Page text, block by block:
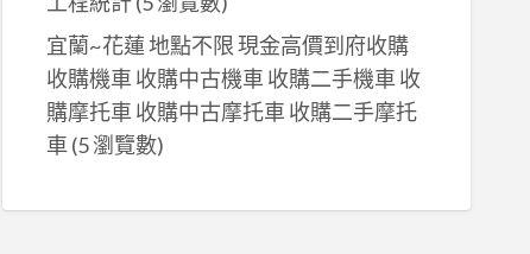
宜蘭~花蓮 地點不限 現金高價到府收購
收購機車 收購中古機車 收購二手機車 收
購摩托車 收購中古摩托車 收購二手摩托
車(5 瀏覽數)